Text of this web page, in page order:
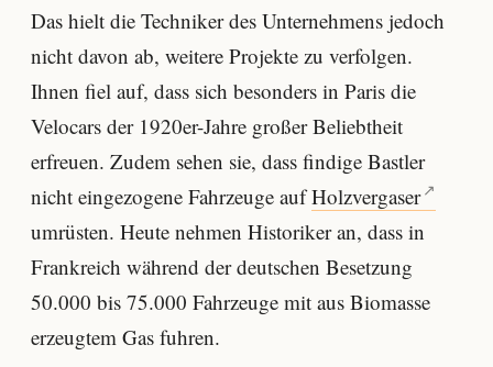
Das hielt die Techniker des Unternehmens jedoch
nicht davon ab, weitere Projekte zu verfolgen.
Ihnen fiel auf, dass sich besonders in Paris die
Velocars der 1920er-Jahre großer Beliebtheit
erfreuen. Zudem sehen sie, dass findige Bastler
nicht eingezogene Fahrzeuge aufHolzvergaser
umrüsten. Heute nehmen Historiker an, dass in
Frankreich während der deutschen Besetzung
50.000 bis 75.000 Fahrzeuge mit aus Biomasse
erzeugtem Gas fuhren.